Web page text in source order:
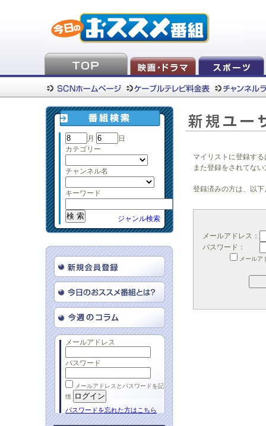
月
日
カテゴリー
チャンネル名
キーワード
ジャンル検索
メールアドレス
パスワード
メールアドレスとパスワードを記
憶
パスワードを忘れた方はこちら
マイリストに登録す
また登録をされてな
登録済みの方は、以
メールアドレス：
パスワード：
メールア